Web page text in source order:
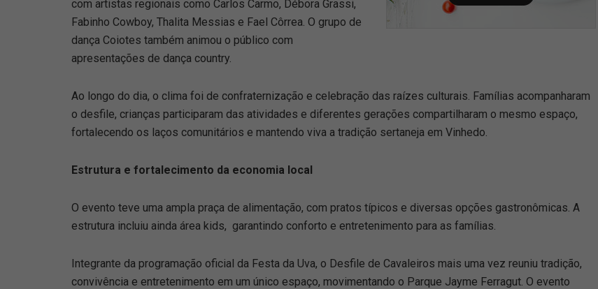
com artistas regionais como Carlos Carmo, Débora Grassi,
Fabinho Cowboy, Thalita Messias e Fael Côrrea. O grupo de
dança Coiotes também animou o público com
apresentações de dança country.
Ao longo do dia, o clima foi de confraternização e celebração das raízes culturais. Famílias acompanharam
o desfile, crianças participaram das atividades e diferentes gerações compartilharam o mesmo espaço,
fortalecendo os laços comunitários e mantendo viva a tradição sertaneja em Vinhedo.
Estrutura e fortalecimento da economia local
O evento teve uma ampla praça de alimentação, com pratos típicos e diversas opções gastronômicas. A
estrutura incluiu ainda área kids, garantindo conforto e entretenimento para as famílias.
Integrante da programação oficial da Festa da Uva, o Desfile de Cavaleiros mais uma vez reuniu tradição,
convivência e entretenimento em um único espaço, movimentando o Parque Jayme Ferragut. O evento